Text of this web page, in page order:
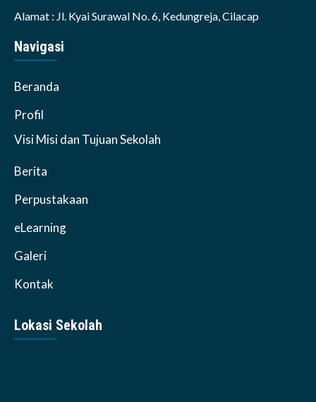
Alamat : Jl. Kyai Surawal No. 6, Kedungreja, Cilacap
Navigasi
Beranda
Profil
Visi Misi dan Tujuan Sekolah
Berita
Perpustakaan
eLearning
Galeri
Kontak
Lokasi Sekolah